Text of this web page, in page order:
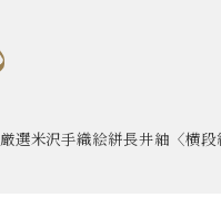
厳選米沢手織絵絣長井紬〈横段